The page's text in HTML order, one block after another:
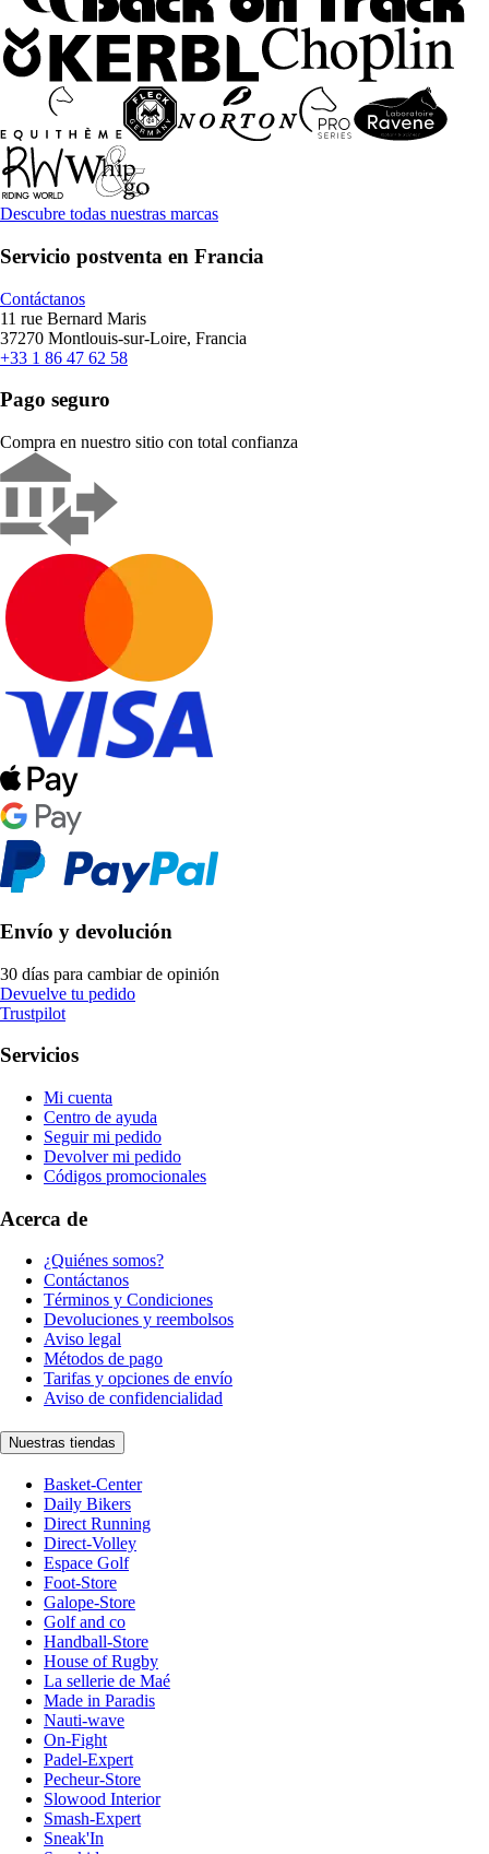
Descubre todas nuestras marcas
Servicio postventa en Francia
Contáctanos
11 rue Bernard Maris
37270 Montlouis-sur-Loire, Francia
+33 1 86 47 62 58
Pago seguro
Compra en nuestro sitio con total confianza
Envío y devolución
30 días para cambiar de opinión
Devuelve tu pedido
Trustpilot
Servicios
Mi cuenta
Centro de ayuda
Seguir mi pedido
Devolver mi pedido
Códigos promocionales
Acerca de
¿Quiénes somos?
Contáctanos
Términos y Condiciones
Devoluciones y reembolsos
Aviso legal
Métodos de pago
Tarifas y opciones de envío
Aviso de confidencialidad
Nuestras tiendas
Basket-Center
Daily Bikers
Direct Running
Direct-Volley
Espace Golf
Foot-Store
Galope-Store
Golf and co
Handball-Store
House of Rugby
La sellerie de Maé
Made in Paradis
Nauti-wave
On-Fight
Padel-Expert
Pecheur-Store
Slowood Interior
Smash-Expert
Sneak'In